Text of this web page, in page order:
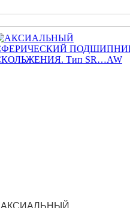
АКСИАЛЬНЫЙ